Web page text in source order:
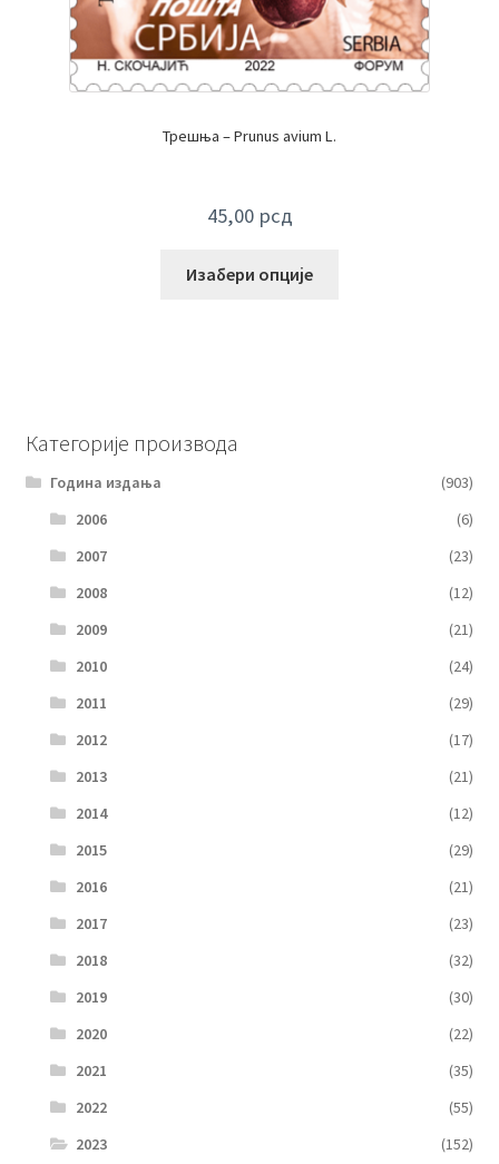
Трешња – Prunus avium L.
45,00 рсд
Изабери опције
Категорије производа
Година издања
(903)
2006
(6)
2007
(23)
2008
(12)
2009
(21)
2010
(24)
2011
(29)
2012
(17)
2013
(21)
2014
(12)
2015
(29)
2016
(21)
2017
(23)
2018
(32)
2019
(30)
2020
(22)
2021
(35)
2022
(55)
2023
(152)